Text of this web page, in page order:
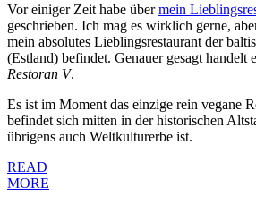
Vor einiger Zeit habe übermein
geschrieben. Ich mag es wirklich gerne,
mein absolutes Lieblingsrestaurant der
(Estland) befindet. Genauer gesagt handelt
Restoran V.
Es ist im Moment das einzige rein vegane
befindet sich mitten in der historischen
übrigens auch Weltkulturerbe ist.
READ
MORE